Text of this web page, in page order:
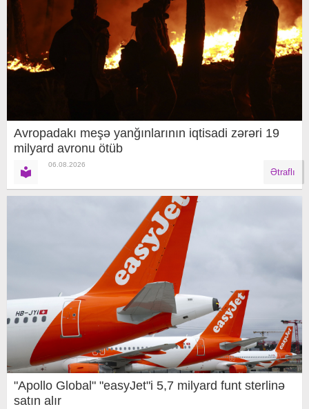
Avropadakı meşə yanğınlarının iqtisadi zərəri 19
milyard avronu ötüb
06.08.2026
Ətraflı
"Apollo Global" "easyJet"i 5,7 milyard funt sterlinə
satın alır